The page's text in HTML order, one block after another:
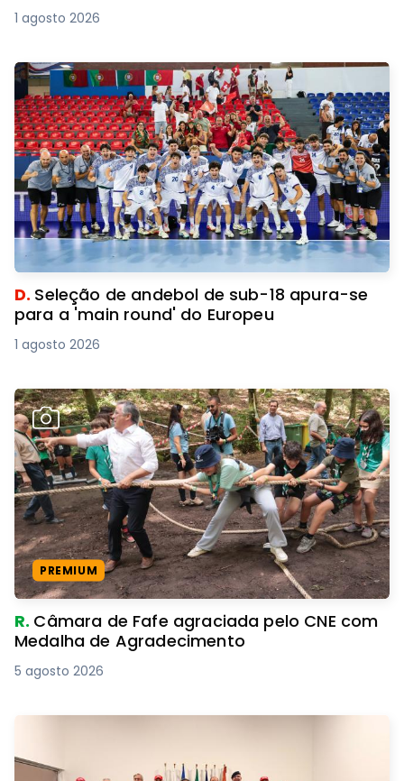
1 agosto 2026
D. Seleção de andebol de sub-18 apura-se
para a 'main round' do Europeu
1 agosto 2026
PREMIUM
R. Câmara de Fafe agraciada pelo CNE com
Medalha de Agradecimento
5 agosto 2026